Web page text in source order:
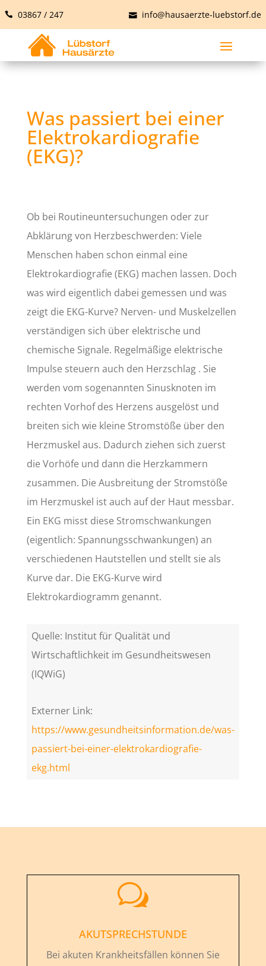
03867 / 247 info@hausaerzte-luebstorf.de
Was passiert bei einer
Elektrokardiografie
(EKG)?
Ob bei Routineuntersuchungen oder zur
Abklärung von Herzbeschwerden: Viele
Menschen haben schon einmal eine
Elektrokardiografie (EKG) machen lassen. Doch
was wird eigentlich dabei gemessen und was
zeigt die EKG-Kurve? Nerven- und Muskelzellen
verständigen sich über elektrische und
chemische Signale. Regelmäßige elektrische
Impulse steuern auch den Herzschlag . Sie
werden vom sogenannten Sinusknoten im
rechten Vorhof des Herzens ausgelöst und
breiten sich wie kleine Stromstöße über den
Herzmuskel aus. Dadurch ziehen sich zuerst
die Vorhöfe und dann die Herzkammern
zusammen. Die Ausbreitung der Stromstöße
im Herzmuskel ist auch auf der Haut messbar.
Ein EKG misst diese Stromschwankungen
(eigentlich: Spannungsschwankungen) an
verschiedenen Hautstellen und stellt sie als
Kurve dar. Die EKG-Kurve wird
Elektrokardiogramm genannt.
Quelle: Institut für Qualität und
Wirtschaftlichkeit im Gesundheitswesen
(IQWiG)
Externer Link:
https://www.gesundheitsinformation.de/was-
passiert-bei-einer-elektrokardiografie-
ekg.html
w
AKUTSPRECHSTUNDE
Bei akuten Krankheitsfällen können Sie